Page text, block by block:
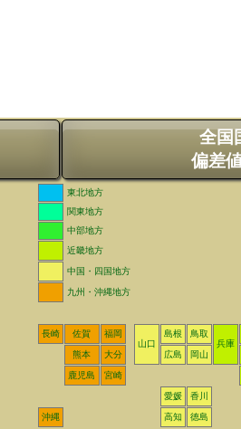
全国
偏差
東北地方
関東地方
中部地方
近畿地方
中国・四国地方
九州・沖縄地方
長崎 佐賀
福岡
山口
島根
鳥取
兵庫
熊本 大分 広島 岡山
鹿児島 宮崎
愛媛 香川
沖縄 高知 徳島